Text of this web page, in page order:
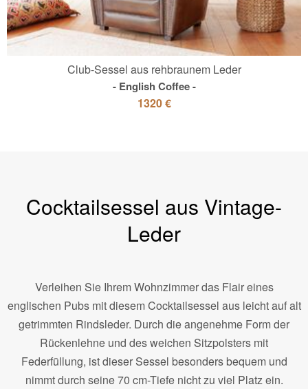
Club-Sessel aus rehbraunem Leder
English Coffee
1320 €
Cocktailsessel aus Vintage-
Leder
Verleihen Sie Ihrem Wohnzimmer das Flair eines
englischen Pubs mit diesem Cocktailsessel aus leicht auf alt
getrimmten Rindsleder. Durch die angenehme Form der
Rückenlehne und des weichen Sitzpolsters mit
Federfüllung, ist dieser Sessel besonders bequem und
nimmt durch seine 70 cm-Tiefe nicht zu viel Platz ein.